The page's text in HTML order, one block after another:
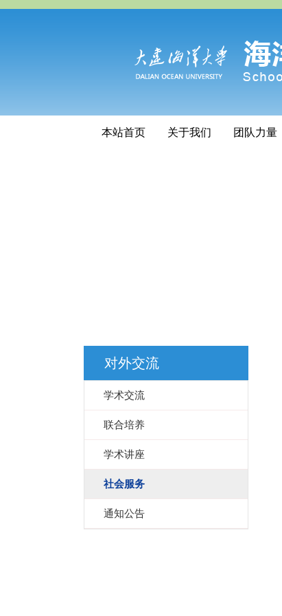
本站首页 关于我们 团队力量
对外交流
学术交流
联合培养
学术讲座
社会服务
通知公告